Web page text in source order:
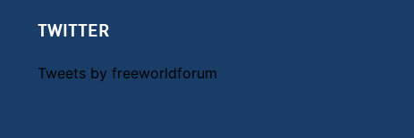
TWITTER
Tweets by freeworldforum